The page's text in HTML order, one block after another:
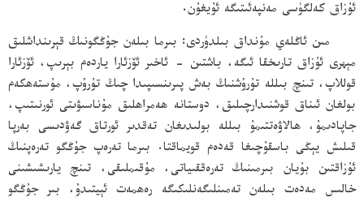
ئۇزاق كەلگۈسى مەنپەئىتىگە ئۇيغۇن.
مىن ئاڭلەي مۇنداق بىلدۈردى: بىرما بىلەن جۇڭگونىڭ قېرىنداشلىق
مېھرى ئۇزاق تارىخقا ئىگە، باشتىن - ئاخىر ئۆزئارا ياردەم بېرىپ، ئۆزئارا
قوللاپ، تىنچ بىللە تۇرۇشنىڭ بەش پىرىنسىپىدا چىڭ تۇرۇپ، مۇستەھكەم
بولغان ئىناق قوشنىدارچىلىق، دوستانە ھەمراھلىق مۇناسىۋىتى ئورنىتىپ،
جاپادىمۇ، ھالاۋەتتىمۇ بىللە بولىدىغان تەقدىر ئورتاق گەۋدىسى بەرپا
قىلىش يېڭى باسقۇچىغا قەدەم قويماقتا. بىرما تەرەپ جۇڭگو تەرەپنىڭ
ئۇزاقتىن بۇيان بىرمىنىڭ تەرەققىياتى، مۇقىملىقى، تىنچ يارىشىشىنى
خالىس مەدەت بىلەن تەمىنلىگەنلىكىگە رەھمەت ئېيتىدۇ، بىر جۇڭگو